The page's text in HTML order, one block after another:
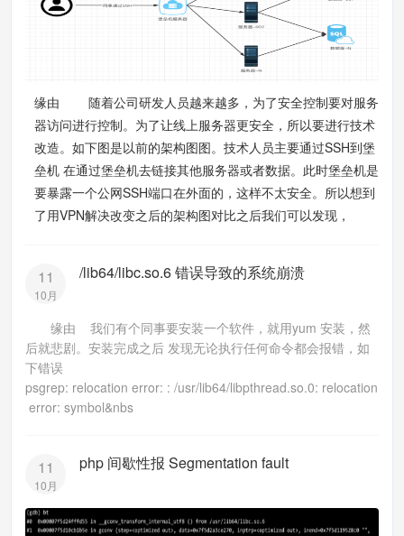
缘由 随着公司研发人员越来越多，为了安全控制要对服务
器访问进行控制。为了让线上服务器更安全，所以要进行技术
改造。如下图是以前的架构图图。技术人员主要通过SSH到堡
垒机 在通过堡垒机去链接其他服务器或者数据。此时堡垒机是
要暴露一个公网SSH端口在外面的，这样不太安全。所以想到
了用VPN解决改变之后的架构图对比之后我们可以发现，
11
10月
/lib64/libc.so.6 错误导致的系统崩溃
缘由 我们有个同事要安装一个软件，就用yum 安装，然
后就悲剧。安装完成之后 发现无论执行任何命令都会报错，如
下错误
psgrep: relocation error: : /usr/lib64/libpthread.so.0: relocation
error: symbol&nbs
11
10月
php 间歇性报 Segmentation fault